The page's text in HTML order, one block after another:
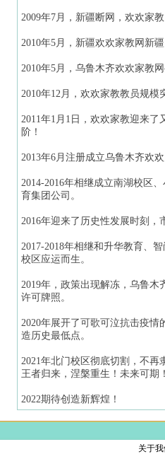
2009年7月，新疆断网，欢欢家
2010年5月，新疆欢欢家教网新
2010年5月，乌鲁木齐欢欢家教
2010年12月，欢欢家教教员规模
2011年1月1日，欢欢家教迎来
阶！
2013年6月注册成立乌鲁木齐欢
2014-2016年相继成立南湖校区
育集团公司。
2016年迎来了历史性发展时刻
2017-2018年相继和升华教育、
校区应运而生。
2019年，政策出现解冻，乌鲁
许可牌照。
2020年展开了可歌可泣抗击疫
造历史最低点。
2021年北门校区彻底切割，不
王者归来，涅槃重生！未来可期
2022期待创造新辉煌！
关于